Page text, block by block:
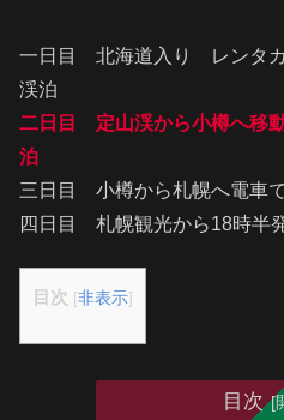
一日目 北海道入り レンタカ
渓泊
二日目 定山渓から小樽へ移
泊
三日目 小樽から札幌へ電車
四日目 札幌観光から18時半
目次 [非表示]
目次